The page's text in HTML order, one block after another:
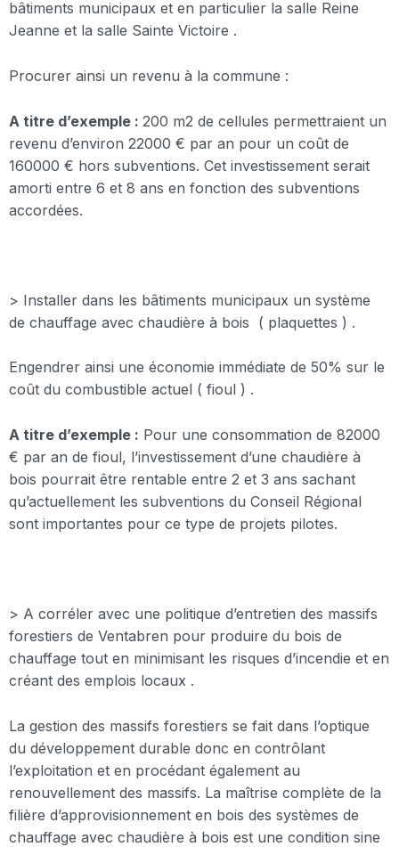
bâtiments municipaux et en particulier la salle Reine
Jeanne et la salle Sainte Victoire .
Procurer ainsi un revenu à la commune :
A titre d’exemple : 200 m2 de cellules permettraient un
revenu d’environ 22000 € par an pour un coût de
160000 € hors subventions. Cet investissement serait
amorti entre 6 et 8 ans en fonction des subventions
accordées.
> Installer dans les bâtiments municipaux un système
de chauffage avec chaudière à bois ( plaquettes ) .
Engendrer ainsi une économie immédiate de 50% sur le
coût du combustible actuel ( fioul ) .
A titre d’exemple : Pour une consommation de 82000
€ par an de fioul, l’investissement d’une chaudière à
bois pourrait être rentable entre 2 et 3 ans sachant
qu’actuellement les subventions du Conseil Régional
sont importantes pour ce type de projets pilotes.
> A corréler avec une politique d’entretien des massifs
forestiers de Ventabren pour produire du bois de
chauffage tout en minimisant les risques d’incendie et en
créant des emplois locaux .
La gestion des massifs forestiers se fait dans l’optique
du développement durable donc en contrôlant
l’exploitation et en procédant également au
renouvellement des massifs. La maîtrise complète de la
filière d’approvisionnement en bois des systèmes de
chauffage avec chaudière à bois est une condition sine